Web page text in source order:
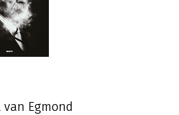
Egmond